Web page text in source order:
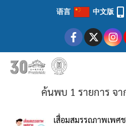
语言 中文版
ค้นพบ 1 รายการ จา
เสื่อมสมรรถภาพเพศ